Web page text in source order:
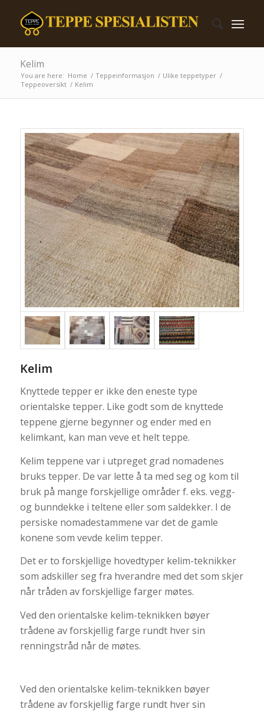
Kelim
You are here: Home / Teppeinformasjon / Ulike teppetyper /
Teppeoversikt / Kelim
Kelim
Knyttede tepper er ikke den eneste type
orientalske tepper. Like godt som de knyttede
teppene gjerne begynner og ender med en
kelimkant, kan man veve et helt teppe.
Kelim teppene var i utpreget grad nomadenes
bruks tepper. De var lette å ta med seg og kom til
bruk på mange forskjellige områder f. eks. vegg-
og bunndekke i teltene eller som saldekker. I de
persiske nomadestammene var det de gamle
konene som vevde kelim tepper.
Det er to forskjellige hovedtyper kelim-teknikker
som adskiller seg fra hverandre med det som skjer
når tråden av forskjellige farger møtes.
Ved den orientalske kelim-teknikken bøyer
trådene av forskjellig farge rundt hver sin
renningstråd når de møtes.
Ved den orientalske kelim-teknikken bøyer
trådene av forskjellig farge rundt hver sin